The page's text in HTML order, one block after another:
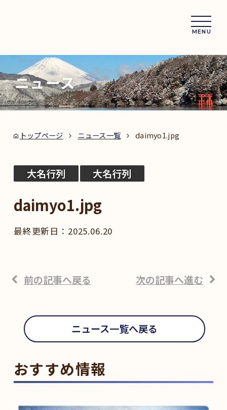
MENU
ニュース
トップページ ニュース一覧 daimyo1.jpg
大名行列 大名行列
daimyo1.jpg
2025.06.20
前の記事へ戻る 次の記事へ進む
ニュース一覧へ戻る
おすすめ情報